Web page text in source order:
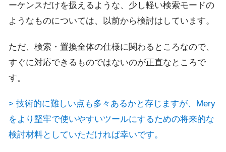
ーケンスだけを扱えるような、少し軽い検索モードの
ようなものについては、以前から検討はしています。
ただ、検索・置換全体の仕様に関わるところなので、
すぐに対応できるものではないのが正直なところで
す。
> 技術的に難しい点も多々あるかと存じますが、Mery
をより堅牢で使いやすいツールにするための将来的な
検討材料としていただければ幸いです。